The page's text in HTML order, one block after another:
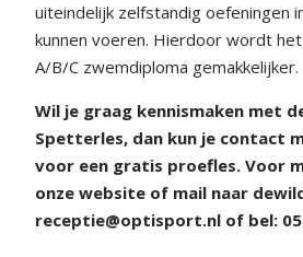
uiteindelijk zelfstandig oefeningen
kunnen voeren. Hierdoor wordt
A/B/C zwemdiploma gemakkelijker.
Wil je graag kennismaken met
Spetterles, dan kun je contact
voor een gratis proefles. Voor
onze website of mail naar
receptie@optisport.nl of bel: